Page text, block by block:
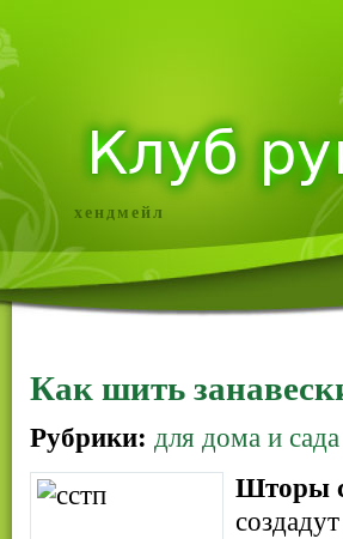
хендмейл
Как шить
Рубрики: для дома и сада
Шторы